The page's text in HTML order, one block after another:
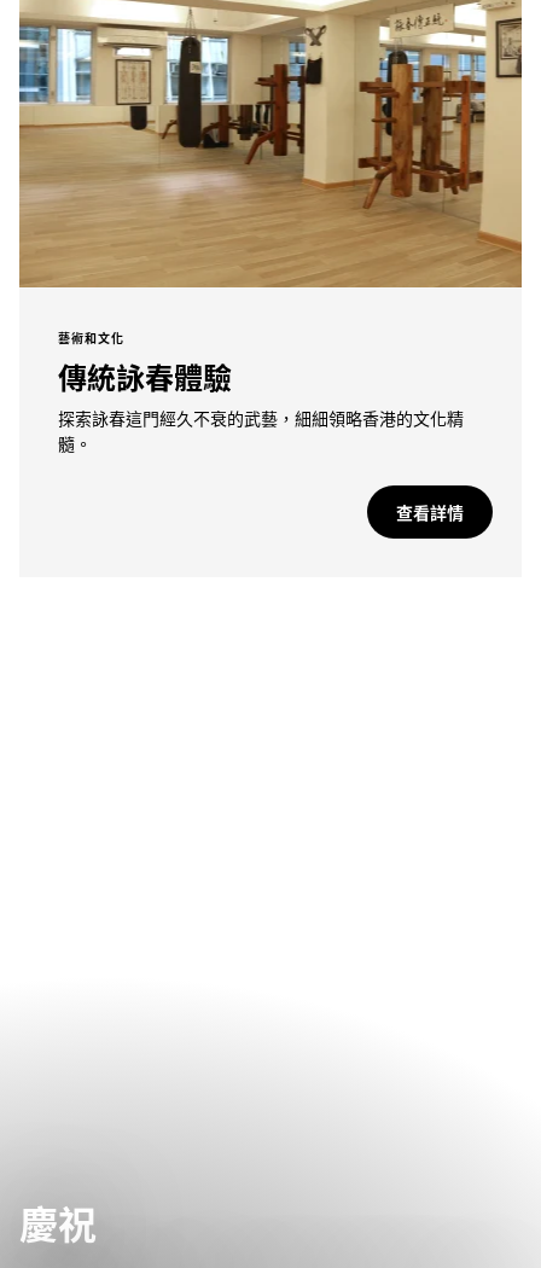
藝術和文化
傳統詠春體驗
探索詠春這門經久不衰的武藝，細細領略香港的文化精
髓。
查看詳情
慶祝